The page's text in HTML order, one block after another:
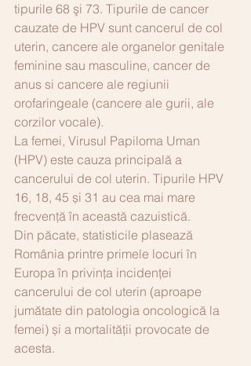
tipurile 68 şi 73. Tipurile de cancer
cauzate de HPV sunt cancerul de col
uterin, cancere ale organelor genitale
feminine sau masculine, cancer de
anus si cancere ale regiunii
orofaringeale (cancere ale gurii, ale
corzilor vocale).
La femei, Virusul Papiloma Uman
(HPV) este cauza principală a
cancerului de col uterin. Tipurile HPV
16, 18, 45 și 31 au cea mai mare
frecvență în această cazuistică.
Din păcate, statisticile plasează
România printre primele locuri în
Europa în privința incidenței
cancerului de col uterin (aproape
jumătate din patologia oncologică la
femei) și a mortalității provocate de
acesta.